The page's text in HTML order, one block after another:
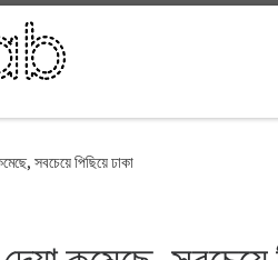
সবচেয়ে পিছিয়ে ঢাকা